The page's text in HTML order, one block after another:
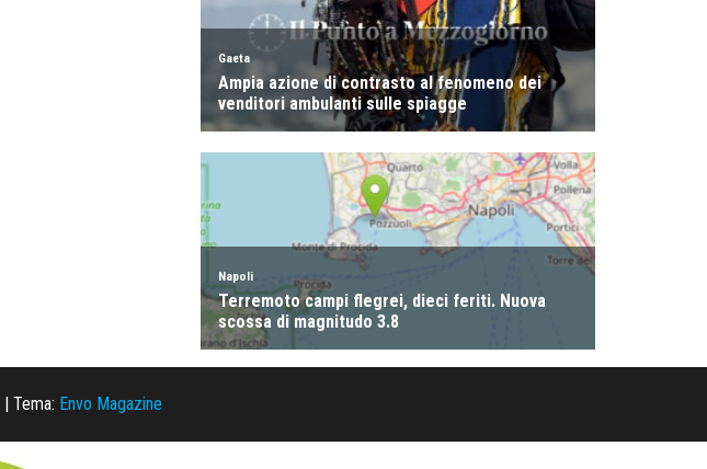
| Tema: Envo Magazine